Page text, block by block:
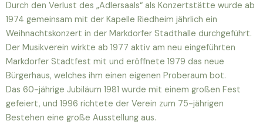
Durch den Verlust des „Adlersaals“ als Konzertstätte wurde ab
1974 gemeinsam mit der Kapelle Riedheim jährlich ein
Weihnachtskonzert in der Markdorfer Stadthalle durchgeführt.
Der Musikverein wirkte ab 1977 aktiv am neu eingeführten
Markdorfer Stadtfest mit und eröffnete 1979 das neue
Bürgerhaus, welches ihm einen eigenen Proberaum bot.
Das 60-jährige Jubiläum 1981 wurde mit einem großen Fest
gefeiert, und 1996 richtete der Verein zum 75-jährigen
Bestehen eine große Ausstellung aus.